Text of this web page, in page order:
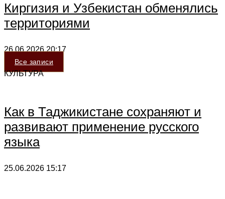
Киргизия и Узбекистан обменялись
территориями
26.06.202620:17
Все записи
КУЛЬТУРА
Как в Таджикистане сохраняют и
развивают применение русского
языка
25.06.2026 15:17